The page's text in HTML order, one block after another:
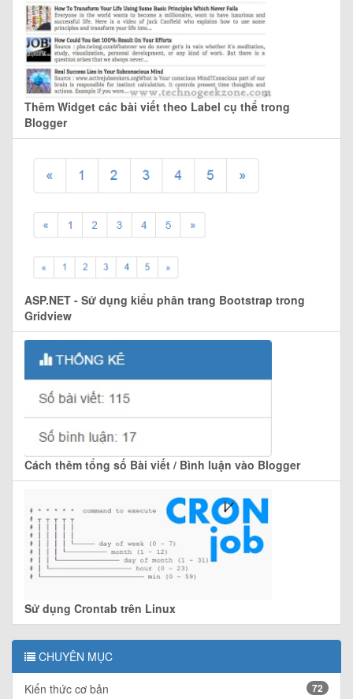
Thêm Widget các bài viết theo Label cụ thể trong
Blogger
ASP.NET - Sử dụng kiểu phân trang Bootstrap trong
Gridview
Cách thêm tổng số Bài viết / Bình luận vào Blogger
Sử dụng Crontab trên Linux
CHUYÊN MỤC
Kiến thức cơ bản 72